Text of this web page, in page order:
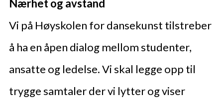
Nærhet og avstand
Vi på Høyskolen for dansekunst tilstreber
å ha en åpen dialog mellom studenter,
ansatte og ledelse. Vi skal legge opp til
trygge samtaler der vi lytter og viser